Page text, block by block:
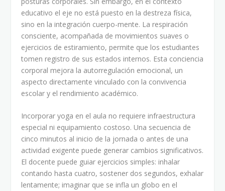
educativo el eje no está puesto en la destreza física,
sino en la integración cuerpo-mente. La respiración
consciente, acompañada de movimientos suaves o
ejercicios de estiramiento, permite que los estudiantes
tomen registro de sus estados internos. Esta conciencia
corporal mejora la autorregulación emocional, un
aspecto directamente vinculado con la convivencia
escolar y el rendimiento académico.
Incorporar yoga en el aula no requiere infraestructura
especial ni equipamiento costoso. Una secuencia de
cinco minutos al inicio de la jornada o antes de una
actividad exigente puede generar cambios significativos.
El docente puede guiar ejercicios simples: inhalar
contando hasta cuatro, sostener dos segundos, exhalar
lentamente; imaginar que se infla un globo en el